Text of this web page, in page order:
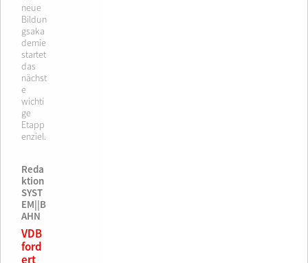
neue
Bildun
gsaka
demie
startet
das
nächst
e
wichti
ge
Etapp
enziel.
Reda
ktion
SYST
EM||B
AHN
VDB
ford
ert